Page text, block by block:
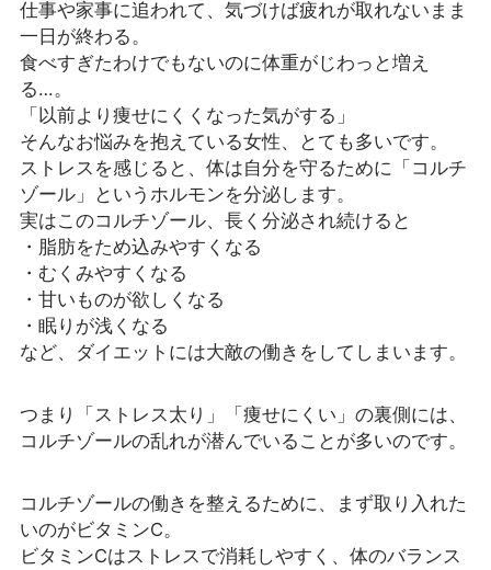
仕事や家事に追われて、気づけば疲れが取れないまま
一日が終わる。
食べすぎたわけでもないのに体重がじわっと増え
る…。
「以前より痩せにくくなった気がする」
そんなお悩みを抱えている女性、とても多いです。
ストレスを感じると、体は自分を守るために「コルチ
ゾール」というホルモンを分泌します。
実はこのコルチゾール、長く分泌され続けると
・脂肪をため込みやすくなる
・むくみやすくなる
・甘いものが欲しくなる
・眠りが浅くなる
など、ダイエットには大敵の働きをしてしまいます。
つまり「ストレス太り」「痩せにくい」の裏側には、
コルチゾールの乱れが潜んでいることが多いのです。
コルチゾールの働きを整えるために、まず取り入れた
いのがビタミンC。
ビタミンCはストレスで消耗しやすく、体のバランス